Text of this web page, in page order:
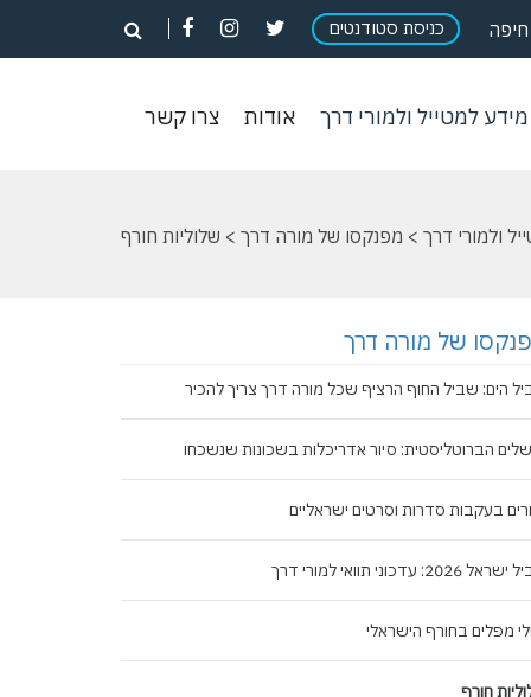
פתח
חיפוש
כניסת סטודנטים פתחפתח
חיפוש
פתח
חיפוש
חיפה
מידע למטייל ולמורי דרךמידעאודות אודות
צרו קשרצרו
ולמורי דרך > מפנקסו של מורה דרך > שלוליות חורף
של מורה דרך
הים: שביל החוף הרציף שכל מורה דרך צריך להכיר
הברוטליסטית: סיור אדריכלות בשכונות שנשכחו
בעקבות סדרות וסרטים ישראליים
2026: עדכוני תוואי למורי דרך
מפלים בחורף הישראלי
חורף